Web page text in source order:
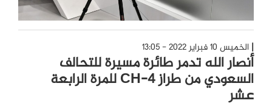
الخميس 10 فبراير 2022 - 13:05
أنصار الله تدمر طائرة مسيرة للتحالف
السعودي من طراز CH-4 للمرة الرابعة
عشر